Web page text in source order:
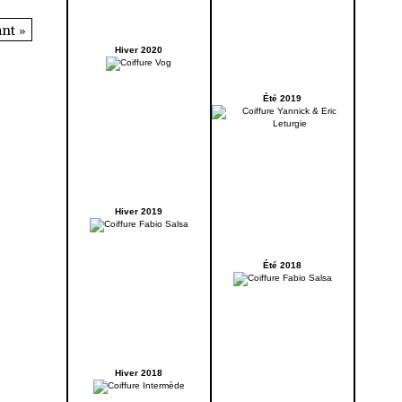
»
Hiver 2020
Hiver 2019
Hiver 2018
Été 2019
Été 2018